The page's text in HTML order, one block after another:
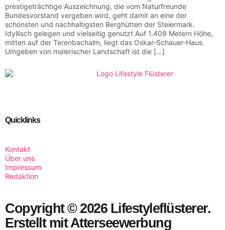
prestigeträchtige Auszeichnung, die vom Naturfreunde
Bundesvorstand vergeben wird, geht damit an eine der
schönsten und nachhaltigsten Berghütten der Steiermark.
Idyllisch gelegen und vielseitig genutzt Auf 1.409 Metern Höhe,
mitten auf der Terenbachalm, liegt das Oskar-Schauer-Haus.
Umgeben von malerischer Landschaft ist die […]
Quicklinks
Kontakt
Über uns
Impressum
Redaktion
Copyright © 2026 Lifestyleflüsterer.
Erstellt mit Atterseewerbung